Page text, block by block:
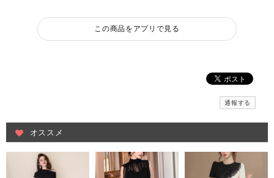
この商品をアプリで見る
通報する
オススメ